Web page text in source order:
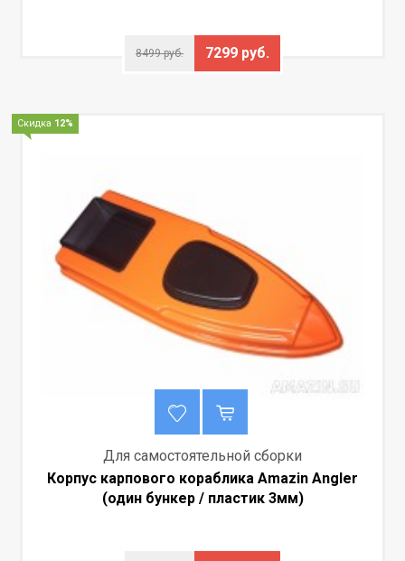
8499 руб. 7299 руб.
Скидка 12%
Для самостоятельной сборки
Корпус карпового кораблика Amazin Angler
(один бункер / пластик 3мм)